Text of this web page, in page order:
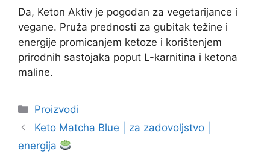
Da, Keton Aktiv je pogodan za vegetarijance i
vegane. Pruža prednosti za gubitak težine i
energije promicanjem ketoze i korištenjem
prirodnih sastojaka poput L-karnitina i ketona
maline.
Kategorije
Proizvodi
Keto Matcha Blue | za zadovoljstvo |
energija